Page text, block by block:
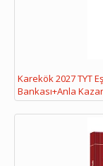
Karekök 2027 TYT
Bankası+Anla